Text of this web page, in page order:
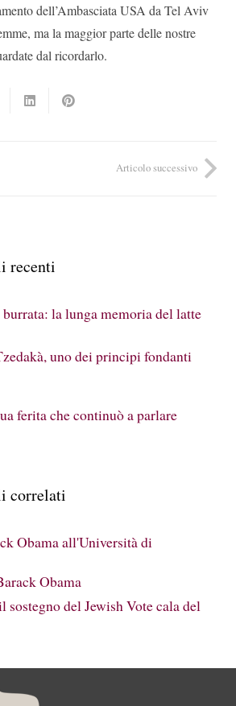
dell’Ambasciata USA da Tel Aviv
ma la maggior parte delle nostre
dal ricordarlo.
Articolo successivo
recenti
la lunga memoria del latte
uno dei principi fondanti
ferita che continuò a parlare
correlati
Obama all'Università di
Obama
sostegno del Jewish Vote cala del